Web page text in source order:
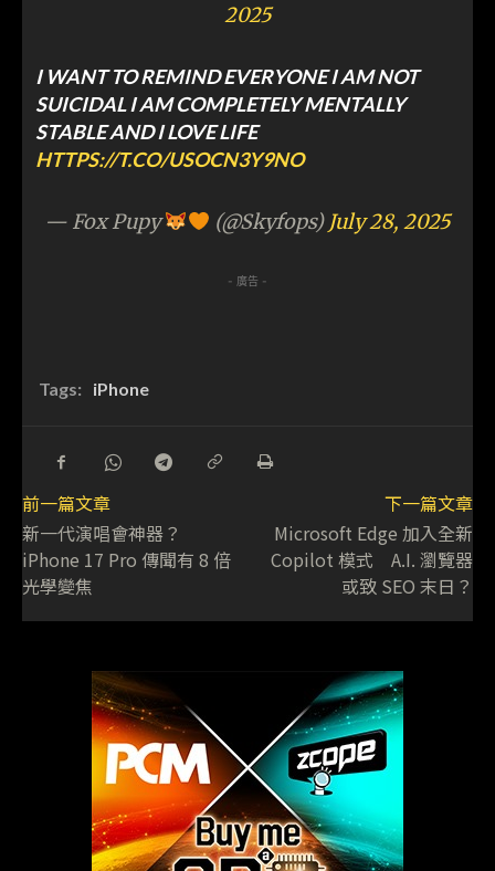
2025
I WANT TO REMIND EVERYONE I AM NOT
SUICIDAL I AM COMPLETELY MENTALLY
STABLE AND I LOVE LIFE
HTTPS://T.CO/USOCN3Y9NO
— Fox Pupy (@Skyfops) July 28, 2025
- 廣告 -
Tags: iPhone
前一篇文章
新一代演唱會神器？
iPhone 17 Pro 傳聞有 8 倍
光學變焦
下一篇文章
Microsoft Edge 加入全新
Copilot 模式 A.I. 瀏覽器
或致 SEO 末日？